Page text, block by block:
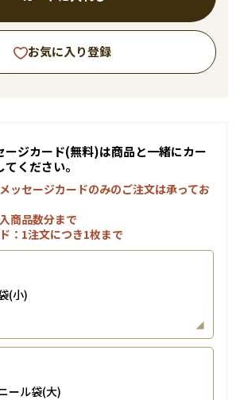
お気に入り登録
ージカード(無料)は商品と一緒にカー
ください。
ッセージカードのみのご注文は承ってお
商品数分まで
：1注文につき1枚まで
(小)
ール袋(大)